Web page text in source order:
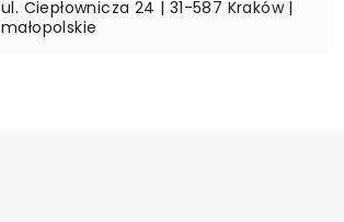
ul. Ciepłownicza 24 | 31-587 Kraków |
małopolskie